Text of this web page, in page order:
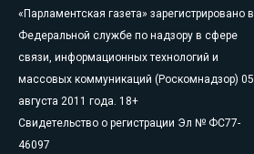
«Парламентская газета» зарегистрировано в
Федеральной службе по надзору в сфере
связи, информационных технологий и
массовых коммуникаций (Роскомнадзор) 05
августа 2011 года. 18+
Свидетельство о регистрации Эл № ФС77-
46097